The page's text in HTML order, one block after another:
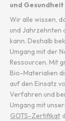
und Gesundheit
Wir alle wissen,
und Jahrzehnten
kann. Deshalb
Umgang mit der
Ressourcen. Mit
Bio-Materialien
auf den Einsatz
Verfahren und
Umgang mit
GOTS-Zertifikat